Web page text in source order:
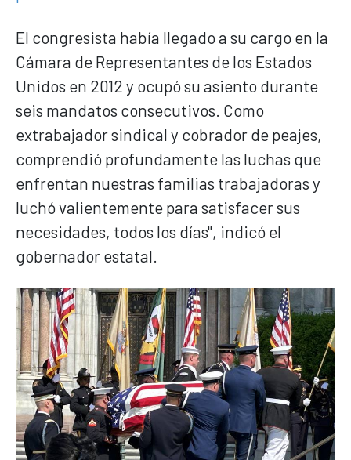
El congresista había llegado a su cargo en la
Cámara de Representantes de los Estados
Unidos en 2012 y ocupó su asiento durante
seis mandatos consecutivos. Como
extrabajador sindical y cobrador de peajes,
comprendió profundamente las luchas que
enfrentan nuestras familias trabajadoras y
luchó valientemente para satisfacer sus
necesidades, todos los días", indicó el
gobernador estatal.